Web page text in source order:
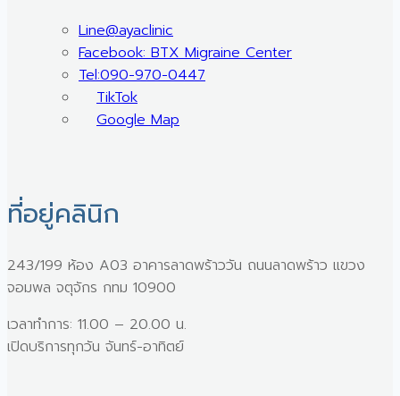
Line@ayaclinic
Facebook: BTX Migraine Center
Tel:090-970-0447
TikTok
Google Map
ที่อยู่คลินิก
243/199 ห้อง A03 อาคารลาดพร้าววัน ถนนลาดพร้าว แขวง
จอมพล จตุจักร กทม 10900
เวลาทำการ: 11.00 – 20.00 น.
เปิดบริการทุกวัน จันทร์-อาทิตย์